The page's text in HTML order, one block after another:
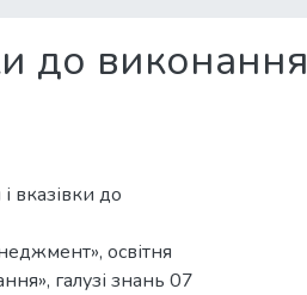
до виконання
вказівки до
освітня
галузі знань 07